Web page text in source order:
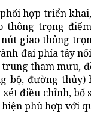
hợp triển
trọng
giao thông
đai phía tây
tham mưu,
bộ, đường
điều chỉnh,
phù hợp với